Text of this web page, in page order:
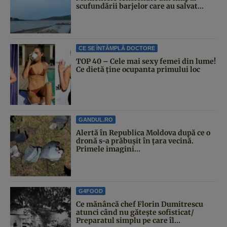
scufundării barjelor care au salvat...
CE SE ÎNTÂMPLĂ DOCTORE
TOP 40 – Cele mai sexy femei din lume!
Ce dietă ține ocupanta primului loc
GANDUL.RO
Alertă în Republica Moldova după ce o
dronă s-a prăbușit în țara vecină.
Primele imagini...
G4FOOD
Ce mănâncă chef Florin Dumitrescu
atunci când nu gătește sofisticat/
Preparatul simplu pe care îl...